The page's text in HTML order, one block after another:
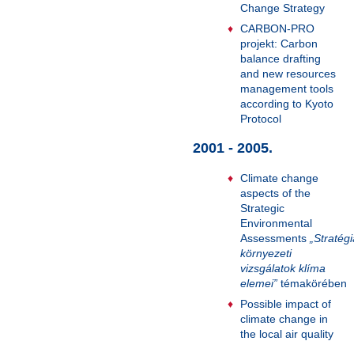
Change Strategy
CARBON-PRO
projekt: Carbon
balance drafting
and new resources
management tools
according to Kyoto
Protocol
2001 - 2005.
Climate change
aspects of the
Strategic
Environmental
Assessments
környezeti
vizsgálatok klíma
elemei” témakörében
Possible impact of
climate change in
the local air quality